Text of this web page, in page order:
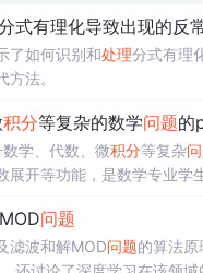
式有理化导致出现的反
了如何识别和处理分式有理
法。
积分等复杂的数学问题的
学、代数、微积分等复杂
开等功能，是数学专业学
问题
滤波和解MOD问题的算法